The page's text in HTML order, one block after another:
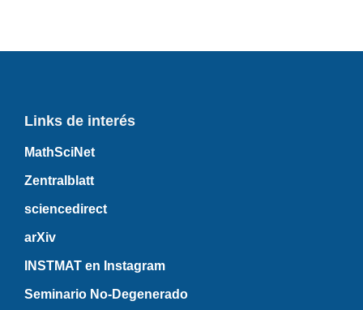
Links de interés
MathSciNet
Zentralblatt
sciencedirect
arXiv
INSTMAT en Instagram
Seminario No-Degenerado